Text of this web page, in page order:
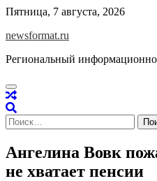
Skip
content
Пятница, 7 августа, 2026
newsformat.ru
Региональный
Найти:
Ангелина Вовк
не хватает пенсии